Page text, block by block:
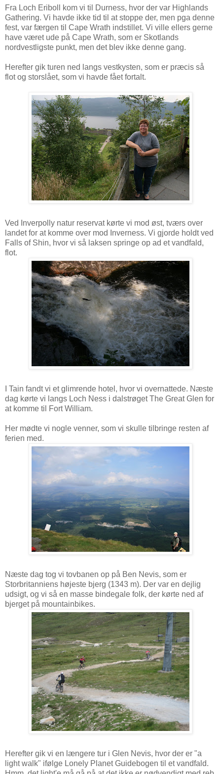
Fra Loch Eriboll kom vi til Durness, hvor der var Highlands
Gathering. Vi havde ikke tid til at stoppe der, men pga denne
fest, var færgen til Cape Wrath indstillet. Vi ville ellers gerne
have været ude på Cape Wrath, som er Skotlands
nordvestligste punkt, men det blev ikke denne gang.
Herefter gik turen ned langs vestkysten, som er præcis så
flot og storslået, som vi havde fået fortalt.
Ved Inverpolly natur reservat kørte vi mod øst, tværs over
landet for at komme over mod Inverness. Vi gjorde holdt ved
Falls of Shin, hvor vi så laksen springe op ad et vandfald,
flot.
I Tain fandt vi et glimrende hotel, hvor vi overnattede. Næste
dag kørte vi langs Loch Ness i dalstrøget The Great Glen for
at komme til Fort William.
Her mødte vi nogle venner, som vi skulle tilbringe resten af
ferien med.
Næste dag tog vi tovbanen op på Ben Nevis, som er
Storbritanniens højeste bjerg (1343 m). Der var en dejlig
udsigt, og vi så en masse bindegale folk, der kørte ned af
bjerget på mountainbikes.
Herefter gik vi en længere tur i Glen Nevis, hvor der er "a
light walk" ifølge Lonely Planet Guidebogen til et vandfald.